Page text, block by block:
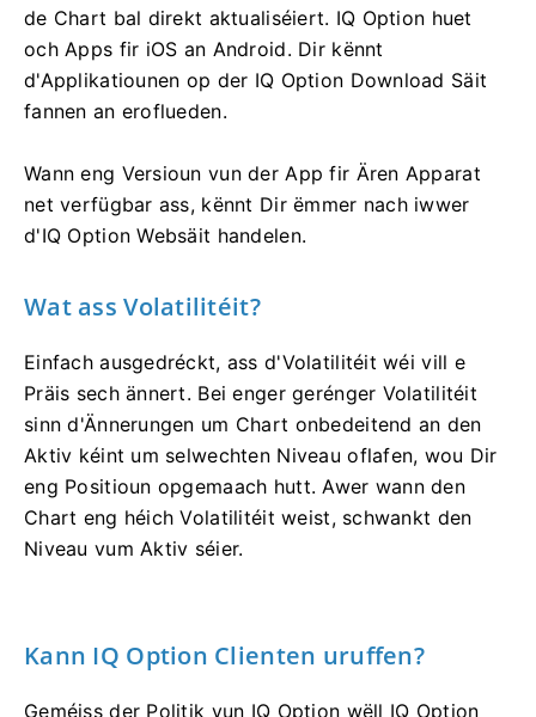
de Chart bal direkt aktualiséiert. IQ Option huet
och Apps fir iOS an Android. Dir kënnt
d'Applikatiounen op der IQ Option Download Säit
fannen an eroflueden.
Wann eng Versioun vun der App fir Ären Apparat
net verfügbar ass, kënnt Dir ëmmer nach iwwer
d'IQ Option Websäit handelen.
Wat ass Volatilitéit?
Einfach ausgedréckt, ass d'Volatilitéit wéi vill e
Präis sech ännert. Bei enger gerénger Volatilitéit
sinn d'Ännerungen um Chart onbedeitend an den
Aktiv kéint um selwechten Niveau oflafen, wou Dir
eng Positioun opgemaach hutt. Awer wann den
Chart eng héich Volatilitéit weist, schwankt den
Niveau vum Aktiv séier.
Kann IQ Option Clienten uruffen?
Geméiss der Politik vun IQ Option wëll IQ Option